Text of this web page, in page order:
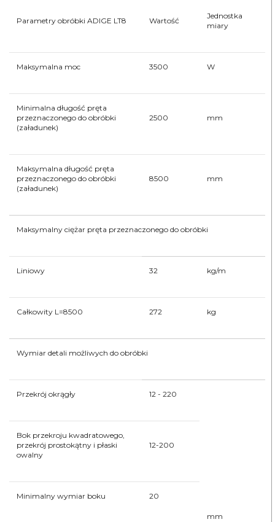
Parametry obróbki ADIGE LT8 Wartość
Jednostka
miary
Maksymalna moc 3500 W
Minimalna długość pręta
przeznaczonego do obróbki
(załadunek)
2500 mm
Maksymalna długość pręta
przeznaczonego do obróbki
(załadunek)
8500 mm
Maksymalny ciężar pręta przeznaczonego do obróbki
Liniowy 32 kg/m
Całkowity L=8500 272 kg
Wymiar detali możliwych do obróbki
Przekrój okrągły 12 - 220
mm
Bok przekroju kwadratowego,
przekrój prostokątny i płaski
owalny
12-200
Minimalny wymiar boku 20